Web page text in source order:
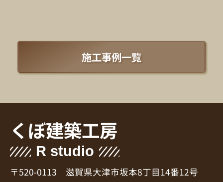
施工事例一覧
くぼ建築工房
R studio
〒520-0113 滋賀県大津市坂本8丁目14番12号